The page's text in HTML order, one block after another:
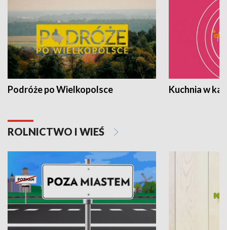
Podróże po Wielkopolsce Kuchnia w
ROLNICTWO I WIEŚ